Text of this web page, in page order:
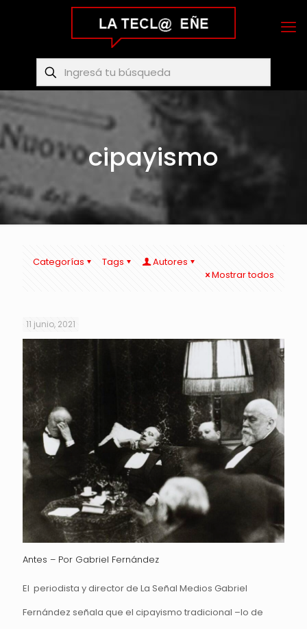
cipayismo
Categorías Tags
Autores
Mostrar todos
11 junio, 2021
Antes – Por Gabriel Fernández
El periodista y director de La Señal Medios Gabriel
Fernández señala que el cipayismo tradicional –lo de